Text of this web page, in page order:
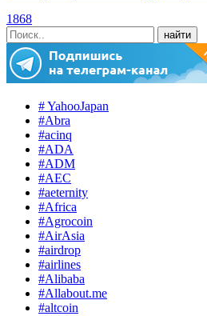
1868
# YahooJapan
#Abra
#acinq
#ADA
#ADM
#AEC
#aeternity
#Africa
#Agrocoin
#AirAsia
#airdrop
#airlines
#Alibaba
#Allabout.me
#altcoin